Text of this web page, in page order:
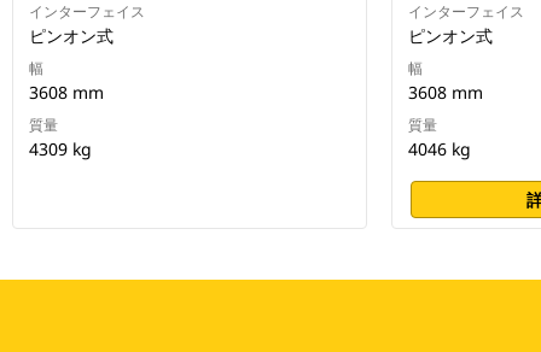
インターフェイス
ピンオン式
幅
3608 mm
質量
4309 kg
インターフェイス
ピンオン式
幅
3608 mm
質量
4046 kg